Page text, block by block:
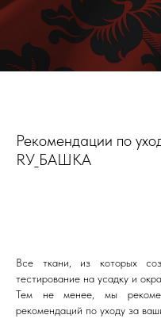
Рекомендации по
RУ_БАШКА
Все ткани, из которых
тестирование на усадку и
Тем не менее, мы
рекомендаций по уходу за